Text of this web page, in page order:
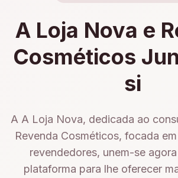
A Loja Nova e
Cosméticos
si
A A Loja Nova, dedicada ao
Revenda Cosméticos, focada
revendedores, unem-se
plataforma para lhe oferecer